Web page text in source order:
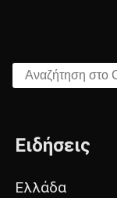
Αναζήτηση στο
Ειδήσεις
Ελλάδα